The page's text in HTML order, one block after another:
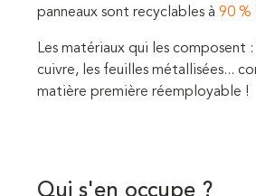
panneaux sont recyclables à 90 %
Les matériaux qui les composent
cuivre, les feuilles métallisées...
matière première réemployable !
Qui s'en occupe ?